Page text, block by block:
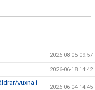
2026-08-05 09:57
2026-06-18 14:42
vuxna i
2026-06-04 14:45